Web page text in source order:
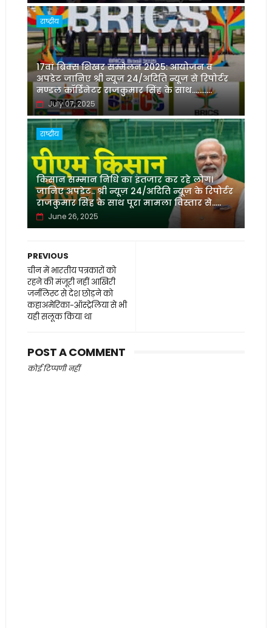
राष्ट्रीय
17वां ब्रिक्स शिखर सम्मेलन 2025: आयोजन व
अपडेट जानिए श्री न्यूज़ 24/अदिति न्यूज़ से रिपोर्टर
मण्डल कॉर्डिनेटर राजकुमार सिंह के साथ...........
July 07, 2025
राष्ट्रीय
किसान सम्मान निधि का इंतजार कर रहे लोग।
जानिए अपडेट.. श्री न्यूज़ 24/अदिति न्यूज़ के रिपोर्टर
राजकुमार सिंह के साथ पूरा मामला विस्तार से.....
June 26, 2025
PREVIOUS
चीन में भारतीय पत्रकारों को
रहने की मंजूरी नहीं आखिरी
जर्नलिस्ट से देश छोड़ने को
कहाअमेरिका-ऑस्ट्रेलिया से भी
यही सलूक किया था
POST A COMMENT
कोई टिप्पणी नहीं